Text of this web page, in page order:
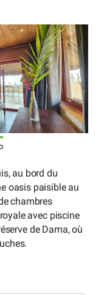
au bord du
oasis paisible au
chambres
avec piscine
de Dama, où